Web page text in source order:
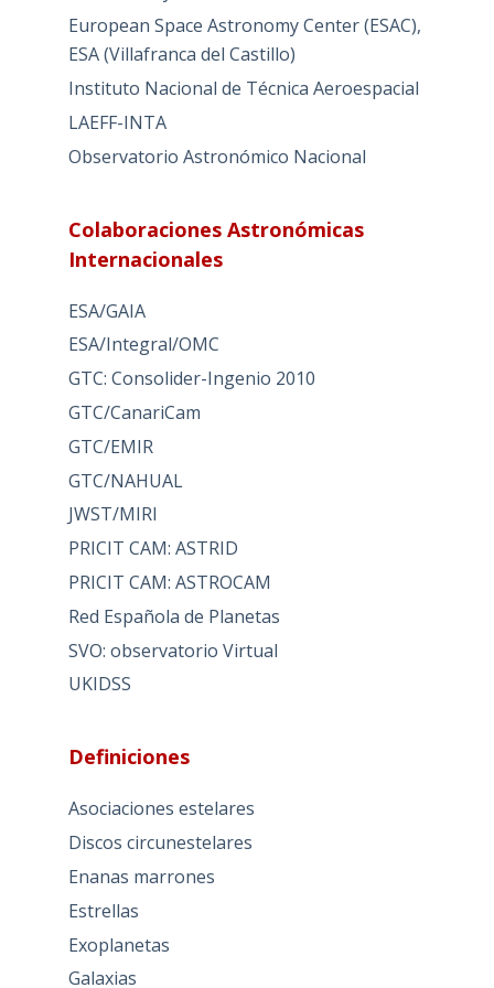
European Space Astronomy Center (ESAC),
ESA (Villafranca del Castillo)
Instituto Nacional de Técnica Aeroespacial
LAEFF-INTA
Observatorio Astronómico Nacional
Colaboraciones Astronómicas
Internacionales
ESA/GAIA
ESA/Integral/OMC
GTC: Consolider-Ingenio 2010
GTC/CanariCam
GTC/EMIR
GTC/NAHUAL
JWST/MIRI
PRICIT CAM: ASTRID
PRICIT CAM: ASTROCAM
Red Española de Planetas
SVO: observatorio Virtual
UKIDSS
Definiciones
Asociaciones estelares
Discos circunestelares
Enanas marrones
Estrellas
Exoplanetas
Galaxias